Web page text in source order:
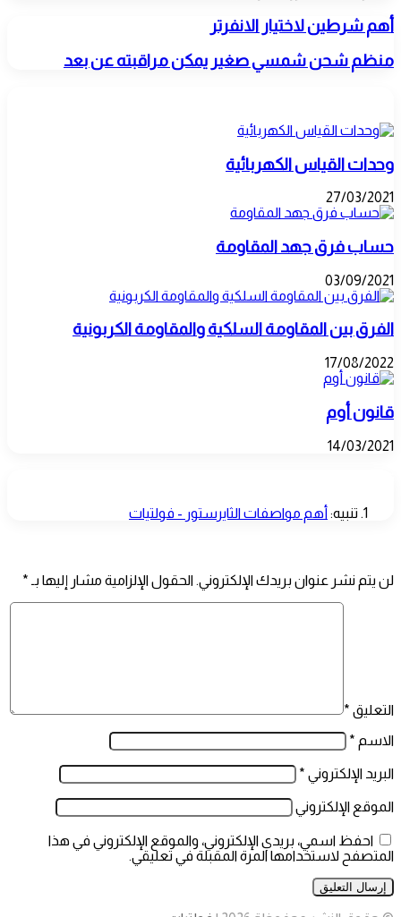
أهم
شرطين
لاختيار
الانفرتر
أهم شرطين لاختيار الانفرتر
منظم
شحن
مراقبته
بعد
منظم شحن شمسي صغير يمكن مراقبته عن بعد
وحدات القياس الكهربائية
27/03/2021
حساب فرق جهد المقاومة
03/09/2021
الفرق بين المقاومة السلكية والمقاومة الكربونية
17/08/2022
قانون أوم
14/03/2021
تنبيه: أهم مواصفات الثايرستور - فولتيات
لن يتم نشر عنوان بريدك الإلكتروني.الحقول الإلزامية مشار إليها بـ *
التعليق *
الاسم *
البريد الإلكتروني *
الموقع الإلكتروني
احفظ اسمي، بريدي الإلكتروني، والموقع الإلكتروني في هذا
المتصفح لاستخدامها المرة المقبلة في تعليقي.